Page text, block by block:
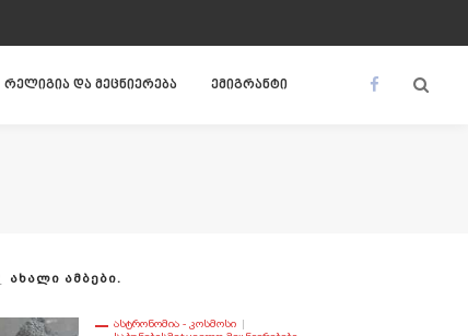
რელიგია და მეცნიერება ემიგრანტი
ᲐᲮᲐᲚᲘ ᲐᲛᲑᲔᲑᲘ.
ᲐᲡᲢᲠᲝᲜᲝᲛᲘᲐ - ᲙᲝᲡᲛᲝᲡᲘ